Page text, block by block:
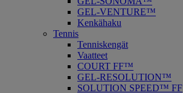
GEL-VENTURE™
Kenkähaku
Tennis
Tenniskengät
Vaatteet
COURT FF™
GEL-RESOLUTION™
SOLUTION SPEED™ FF